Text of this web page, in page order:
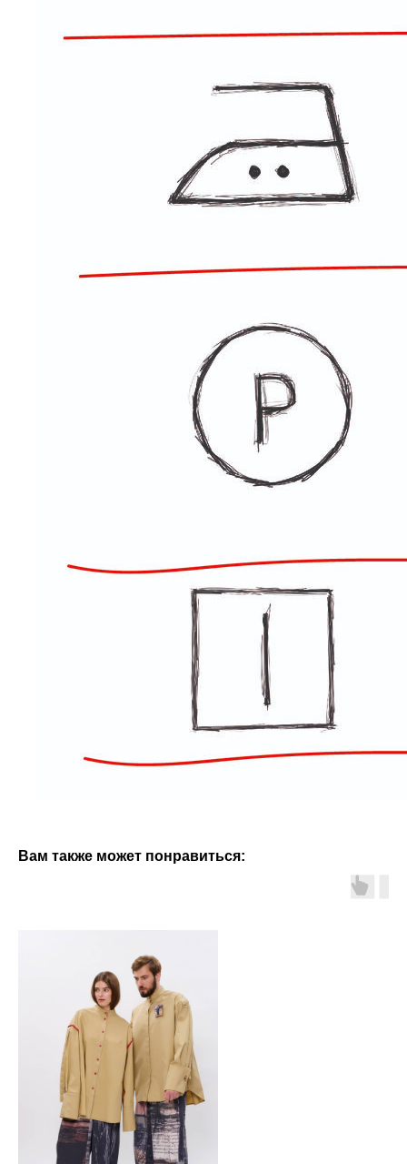
Вам также может понравиться: